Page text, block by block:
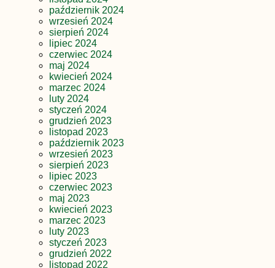
październik 2024
wrzesień 2024
sierpień 2024
lipiec 2024
czerwiec 2024
maj 2024
kwiecień 2024
marzec 2024
luty 2024
styczeń 2024
grudzień 2023
listopad 2023
październik 2023
wrzesień 2023
sierpień 2023
lipiec 2023
czerwiec 2023
maj 2023
kwiecień 2023
marzec 2023
luty 2023
styczeń 2023
grudzień 2022
listopad 2022